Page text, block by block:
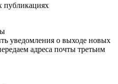
публикациях
уведомления о выходе новых
адреса почты третьим